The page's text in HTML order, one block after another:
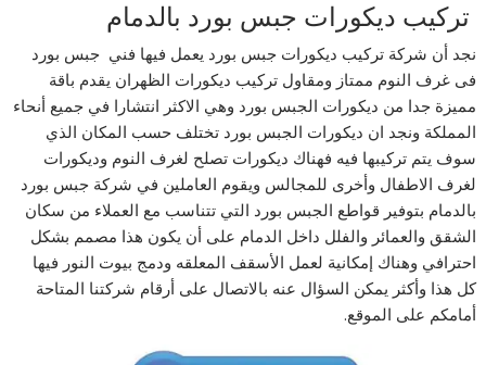
تركيب ديكورات جبس بورد بالدمام
نجد أن شركة تركيب ديكورات جبس بورد يعمل فيها فني جبس بورد
فى غرف النوم ممتاز ومقاول تركيب ديكورات الظهران يقدم باقة
مميزة جدا من ديكورات الجبس بورد وهي الاكثر انتشارا في جميع أنحاء
المملكة ونجد ان ديكورات الجبس بورد تختلف حسب المكان الذي
سوف يتم تركيبها فيه فهناك ديكورات تصلح لغرف النوم وديكورات
لغرف الاطفال وأخرى للمجالس ويقوم العاملين في شركة جبس بورد
بالدمام بتوفير قواطع الجبس بورد التي تتناسب مع العملاء من سكان
الشقق والعمائر والفلل داخل الدمام على أن يكون هذا مصمم بشكل
احترافي وهناك إمكانية لعمل الأسقف المعلقه ودمج بيوت النور فيها
كل هذا وأكثر يمكن السؤال عنه بالاتصال على أرقام شركتنا المتاحة
أمامكم على الموقع.